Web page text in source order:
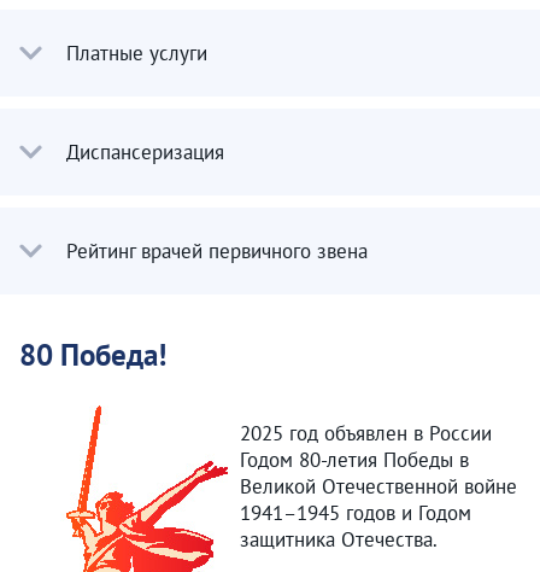
Платные услуги
Диспансеризация
Рейтинг врачей первичного звена
80 Победа!
2025 год объявлен в России
Годом 80-летия Победы в
Великой Отечественной войне
1941–1945 годов и Годом
защитника Отечества.